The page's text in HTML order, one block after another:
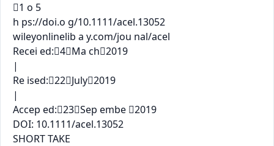
1 o 5
h ps://doi.o g/10.1111/acel.13052
wileyonlinelib a y.com/jou nal/acel
Recei ed:4Ma ch2019
|
Re ised:22July2019
|
Accep ed:23Sep embe 2019
DOI: 10.1111/acel.13052
SHORT TAKE